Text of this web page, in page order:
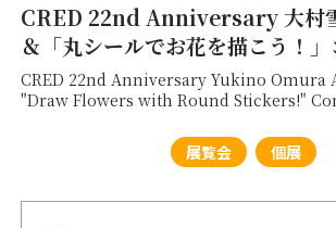
CRED 22nd Anniversary 大村
＆「丸シールでお花を描こう！」
CRED 22nd Anniversary Yukino
"Draw Flowers with Round Stickers!"
展覧会 個展